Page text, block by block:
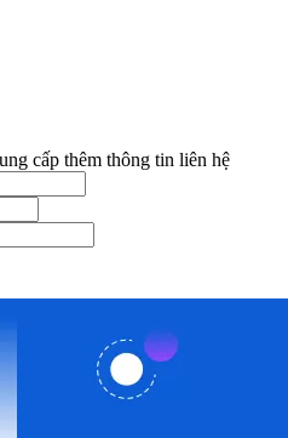
cấp thêm thông tin liên hệ